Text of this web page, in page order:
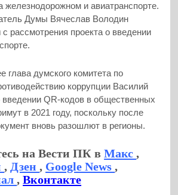
железнодорожном и авиатранспорте.
Думы Вячеслав Володин
рассмотрения проекта о введении
глава думского комитета по
коррупции Василий
введении QR-кодов в общественных
в 2021 году, поскольку после
вновь разошлют в регионы.
на Вести ПК вМакс,
, Дзен, Google News,
,Вконтакте